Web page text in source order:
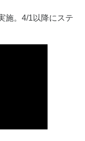
施。4/1以降にステ